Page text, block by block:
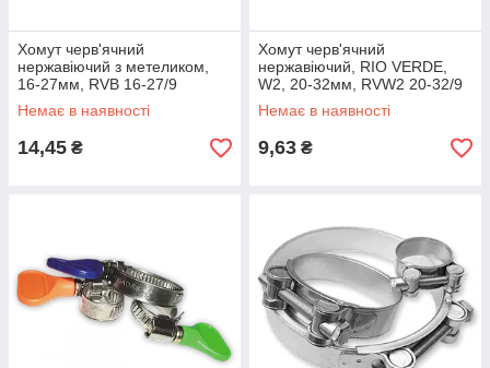
Хомут черв'ячний
нержавіючий з метеликом,
16-27мм, RVB 16-27/9
Немає в наявності
14,45 ₴
Хомут черв'ячний
нержавіючий, RIO VERDE,
W2, 20-32мм, RVW2 20-32/9
Немає в наявності
9,63 ₴